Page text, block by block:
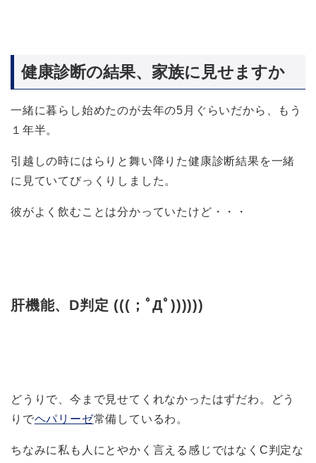
健康診断の結果、家族に見せますか
一緒に暮らし始めたのが去年の5月ぐらいだから、もう
１年半。
引越しの時にはらりと舞い降りた健康診断結果を一緒
に見ていてびっくりしました。
彼がよく飲むことは分かっていたけど・・・
肝機能、D判定 (((；ﾟДﾟ))))))
どうりで、今まで見せてくれなかったはずだわ。どう
りでヘパリーゼ常備しているわ。
ちなみに私も人にとやかく言える感じではなくC判定な